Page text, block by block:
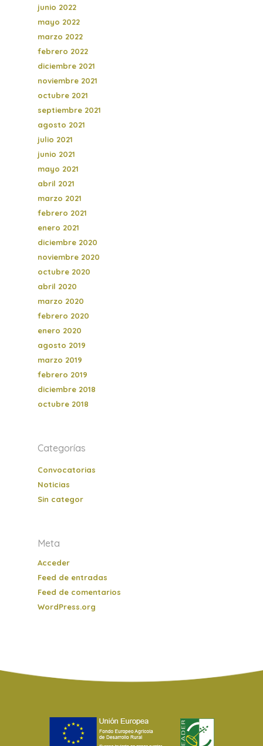
junio 2022
mayo 2022
marzo 2022
febrero 2022
diciembre 2021
noviembre 2021
octubre 2021
septiembre 2021
agosto 2021
julio 2021
junio 2021
mayo 2021
abril 2021
marzo 2021
febrero 2021
enero 2021
diciembre 2020
noviembre 2020
octubre 2020
abril 2020
marzo 2020
febrero 2020
enero 2020
agosto 2019
marzo 2019
febrero 2019
diciembre 2018
octubre 2018
Categorías
Convocatorias
Noticias
Sin categor
Meta
Acceder
Feed de entradas
Feed de comentarios
WordPress.org